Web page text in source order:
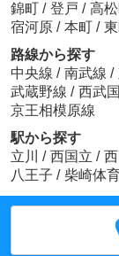
錦町 / 登戸 / 高
宿河原 / 本町 /
路線から探す
中央線 / 南武線 /
武蔵野線 / 西武
京王相模原線
駅から探す
立川
/ 西国立 /
八王子 / 柴崎体